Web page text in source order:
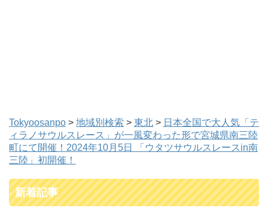
Tokyoosanpo > 地域別検索 > 東北 > 日本全国で大人気「テ
ィラノサウルスレース」が一風変わった形で宮城県南三陸
町にて開催！2024年10月5日 「ウタツサウルスレースin南
三陸」初開催！
新着記事